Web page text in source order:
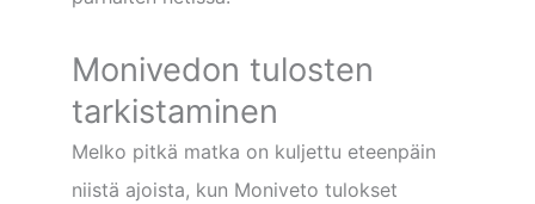
Monivedon tulosten
tarkistaminen
Melko pitkä matka on kuljettu eteenpäin
niistä ajoista, kun Moniveto tulokset